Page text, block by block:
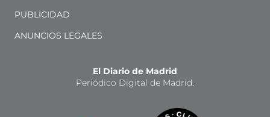
PUBLICIDAD
ANUNCIOS LEGALES
El Diario de Madrid
Periódico Digital de Madrid.